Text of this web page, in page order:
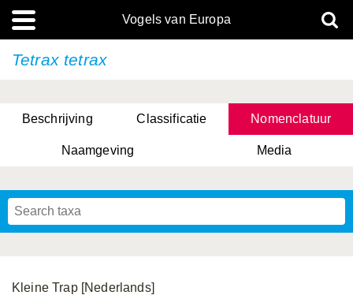
Vogels van Europa
Tetrax tetrax
Beschrijving Classificatie Nomenclatuur
Naamgeving Media
Kleine Trap [Nederlands]